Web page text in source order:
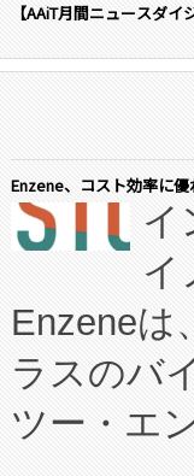
【AAiT月間ニュースダ
Enzene、コスト効率に
イ
イ
Enzeneは
ラスのバ
ツー・エ